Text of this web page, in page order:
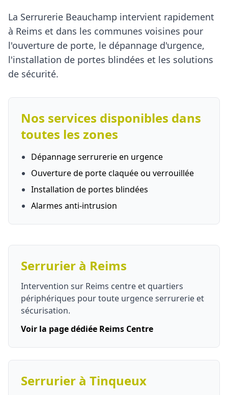
La Serrurerie Beauchamp intervient rapidement
à Reims et dans les communes voisines pour
l'ouverture de porte, le dépannage d'urgence,
l'installation de portes blindées et les solutions
de sécurité.
Nos services disponibles dans
toutes les zones
Dépannage serrurerie en urgence
Ouverture de porte claquée ou verrouillée
Installation de portes blindées
Alarmes anti-intrusion
Serrurier à Reims
Intervention sur Reims centre et quartiers
périphériques pour toute urgence serrurerie et
sécurisation.
Voir la page dédiée Reims Centre
Serrurier à Tinqueux